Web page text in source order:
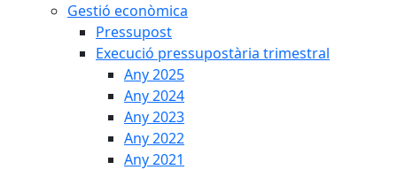
Gestió econòmica
Pressupost
Execució pressupostària trimestral
Any 2025
Any 2024
Any 2023
Any 2022
Any 2021